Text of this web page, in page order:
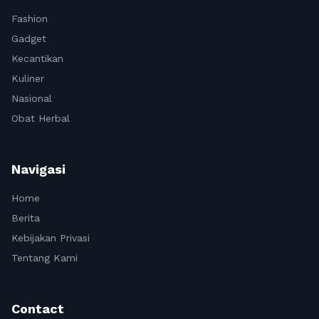
Fashion
Gadget
Kecantikan
Kuliner
Nasional
Obat Herbal
Navigasi
Home
Berita
Kebijakan Privasi
Tentang Kami
Contact